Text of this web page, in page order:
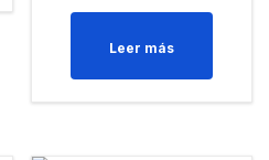
Leer más